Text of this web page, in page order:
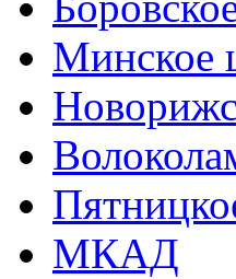
Минское
МКАД